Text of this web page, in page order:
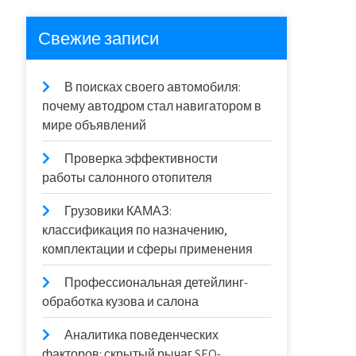
Свежие записи
В поисках своего автомобиля:
почему автодром стал навигатором в
мире объявлений
Проверка эффективности
работы салонного отопителя
Грузовики КАМАЗ:
классификация по назначению,
комплектации и сферы применения
Профессиональная детейлинг-
обработка кузова и салона
Аналитика поведенческих